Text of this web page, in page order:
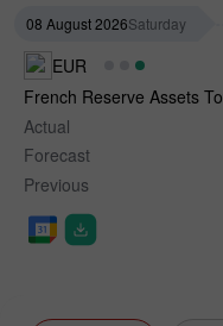
08 August 2026Saturday
EUR
French Reserve Assets
Actual
Forecast
Previous